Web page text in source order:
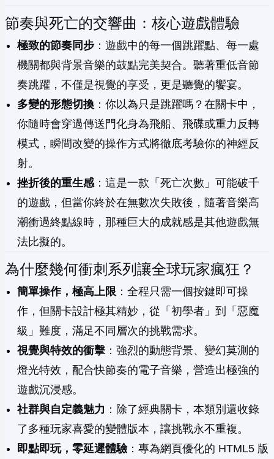
節奏與死亡的交響曲：核心遊戲體驗
極致的節奏同步 ：遊戲中的每一個跳躍點、每一處
機關都與背景音樂的鼓點完美契合。聽著重低音節
奏跳躍，不僅是視覺的享受，更是聽覺的饗宴。
多變的形態切換 ：你以為只是跳躍嗎？在關卡中，
你隨時會穿過傳送門化身為飛船、飛碟或重力反轉
模式，瞬間改變的操作方式將徹底考驗你的神經反
射。
挫折後的重生感：這是一款「死亡次數」可能破千
的遊戲，但當你終於在無數次失敗後，隨著音樂高
潮衝過終點線時，那種巨大的成就感是其他遊戲無
法比擬的。
為什麼幾何衝刺系列讓全球玩家瘋狂？
簡單操作，極高上限 ：全程只需一個按鍵即可操
作，但關卡設計極其精妙，從「初學者」到「惡魔
級」難度，滿足不同層次的挑戰需求。
視覺與特效的衝擊 ：強烈的動態背景、變幻莫測的
燈光特效，配合快節奏的電子音樂，營造出極強的
遊戲沉浸感。
社群與自定義魅力 ：除了經典關卡，本類別還收錄
了多種玩家喜愛的變體版本，讓挑戰永不重複。
即點即玩，零延遲體驗：專為網頁優化的 HTML5 版